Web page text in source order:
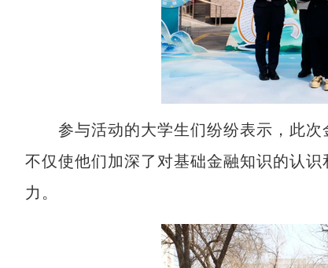
参与活动的大学生们纷纷表示，此次
不仅使他们加深了对基础金融知识的认
力。